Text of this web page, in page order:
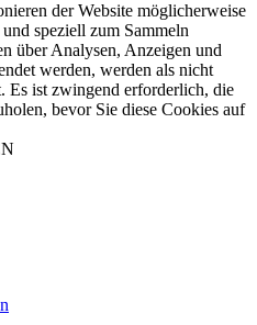
der Website möglicherweise
speziell zum Sammeln
über Analysen, Anzeigen und
werden, werden als nicht
Es ist zwingend erforderlich, die
bevor Sie diese Cookies auf